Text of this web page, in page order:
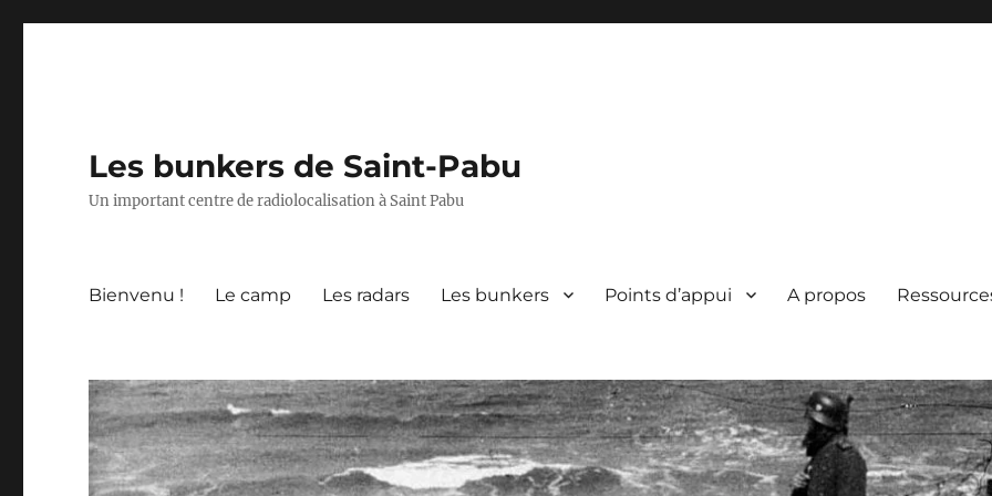
Les bunkers de Saint-Pabu
Un important centre de radiolocalisation à Saint Pabu
Bienvenu ! Le camp Les radars Les bunkers Points d’appui A propos